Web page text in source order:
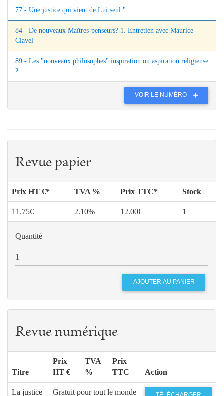
77 - Une justice qui vient de Lui seul "
84 - De nouveaux Maîtres-penseurs? 1. Entretien avec Maurice
Clavel
89 - Les "nouveaux philosophes" inspiration ou aspiration religieuse
?
VOIR LE NUMÉRO
Revue papier
Prix HT €* TVA % Prix TTC* Stock
11.75€ 2.10% 12.00€ 1
Quantité
Revue numérique
Titre
Prix
HT €
TVA
%
Prix
TTC
Action
La justice
Gratuit pour tout le monde